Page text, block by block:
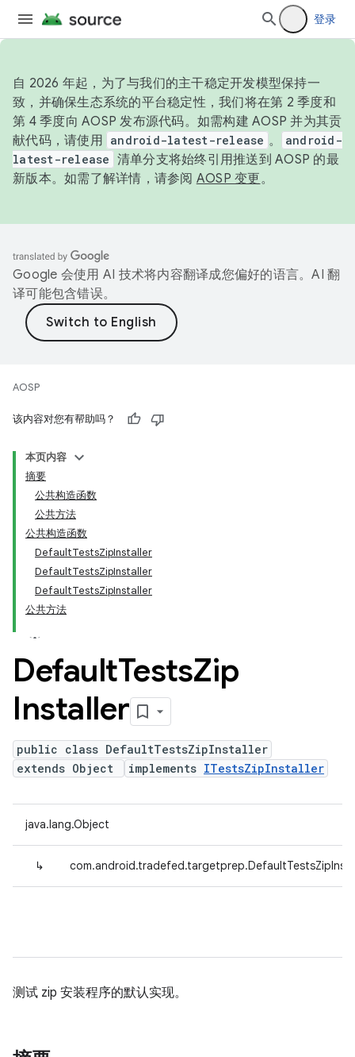
登录
自 2026 年起，为了与我们的主干稳定开发模型保持一
致，并确保生态系统的平台稳定性，我们将在第 2 季度和
第 4 季度向 AOSP 发布源代码。如需构建 AOSP 并为其贡
献代码，请使用 android-latest-release 。
android-
latest-release 清单分支将始终引用推送到 AOSP 的最
新版本。如需了解详情，请参阅 AOSP 变更。
Google 会使用 AI 技术将内容翻译成您偏好的语言。AI 翻
译可能包含错误。
AOSP
该内容对您有帮助吗？
本页内容
摘要
公共构造函数
公共方法
公共构造函数
DefaultTestsZipInstaller
DefaultTestsZipInstaller
DefaultTestsZipInstaller
公共方法
DefaultTestsZip
Installer
public class DefaultTestsZipInstaller
extends Object
implements ITestsZipInstaller
java.lang.Object
↳
测试 zip 安装程序的默认实现。